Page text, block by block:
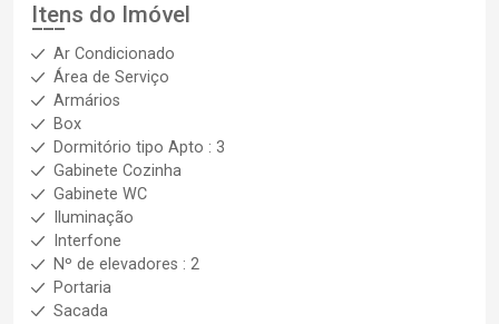
Itens do Imóvel
Ar Condicionado
Área de Serviço
Armários
Box
Dormitório tipo Apto : 3
Gabinete Cozinha
Gabinete WC
Iluminação
Interfone
Nº de elevadores : 2
Portaria
Sacada